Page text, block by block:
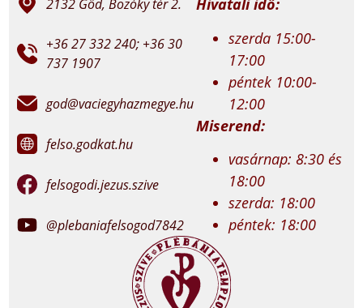
2132 Göd, Bozóky tér 2.
+36 27 332 240; +36 30
737 1907
god@vaciegyhazmegye.hu
felso.godkat.hu
felsogodi.jezus.szive
@plebaniafelsogod7842
Hivatali idő:
szerda 15:00-
17:00
péntek 10:00-
12:00
Miserend:
vasárnap: 8:30 és
18:00
szerda: 18:00
péntek: 18:00